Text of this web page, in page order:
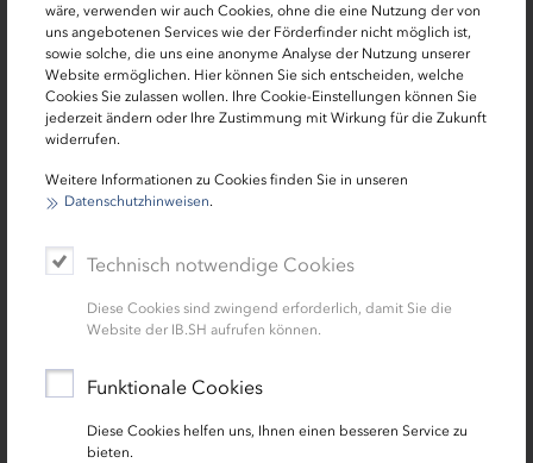
wäre, verwenden wir auch Cookies, ohne die eine Nutzung der von
uns angebotenen Services wie der Förderfinder nicht möglich ist,
sowie solche, die uns eine anonyme Analyse der Nutzung unserer
Website ermöglichen. Hier können Sie sich entscheiden, welche
Cookies Sie zulassen wollen. Ihre Cookie-Einstellungen können Sie
jederzeit ändern oder Ihre Zustimmung mit Wirkung für die Zukunft
widerrufen.
Weitere Informationen zu Cookies finden Sie in unseren
Datenschutzhinweisen.
Technisch notwendige Cookies
Diese Cookies sind zwingend erforderlich, damit Sie die
Website der IB.SH aufrufen können.
Funktionale Cookies
Diese Cookies helfen uns, Ihnen einen besseren Service zu
bieten.
Corona-Soforthilfe gestellt werden konnten. Für die
Berechnung einer möglichen Überkompensation und
Rückerstattung stellt die Investitionsbank Schleswig-
Holstein Berechnungshilfen bereit (siehe unten). Der
berechnete Rückerstattungsbetrag kann der IB.SH dann
sich bei der IB.SH nur diejenigen Unternehmen,
Soloselbständigen und Freiberufler zurückmelden, die
nach eigener Prüfung einen Rückzahlungsbetrag ermittelt
haben. Im Anschluss erhalten die betroffenen
Unternehmen, Soloselbständigen und Freiberufler einen
Änderungsbescheid mit den Informationen über den
Freiberufler, die die Corona-Soforthilfe bereits
Überkompensation. Die Rückzahlung bedeutet nicht,